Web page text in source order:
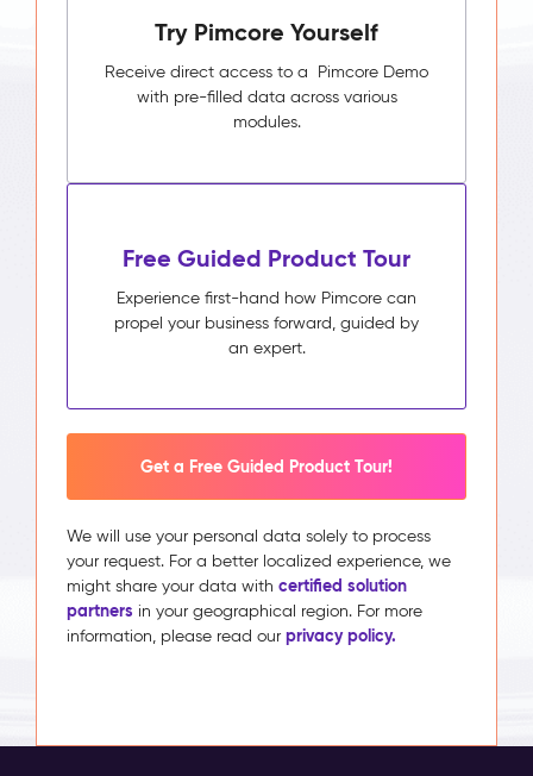
Try Pimcore Yourself
Receive direct access to a Pimcore Demo
with pre-filled data across various
modules.
Free Guided Product Tour
Experience first-hand how Pimcore can
propel your business forward, guided by
an expert.
Get a Free Guided Product Tour!
We will use your personal data solely to process
your request. For a better localized experience, we
might share your data with certified solution
partners in your geographical region. For more
information, please read our privacy policy.